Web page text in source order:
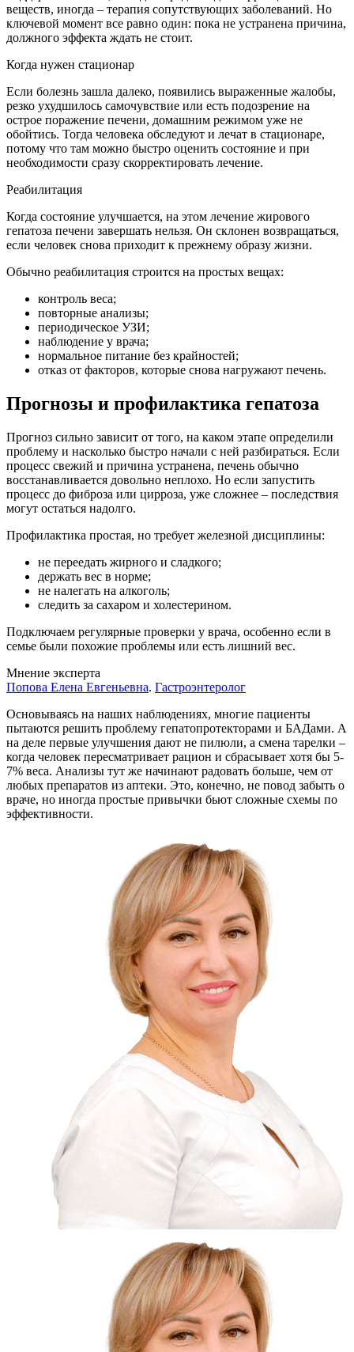
веществ, иногда – терапия сопутствующих заболеваний. Но
ключевой момент все равно один: пока не устранена причина,
должного эффекта ждать не стоит.
Когда нужен стационар
Если болезнь зашла далеко, появились выраженные жалобы,
резко ухудшилось самочувствие или есть подозрение на
острое поражение печени, домашним режимом уже не
обойтись. Тогда человека обследуют и лечат в стационаре,
потому что там можно быстро оценить состояние и при
необходимости сразу скорректировать лечение.
Реабилитация
Когда состояние улучшается, на этом лечение жирового
гепатоза печени завершать нельзя. Он склонен возвращаться,
если человек снова приходит к прежнему образу жизни.
Обычно реабилитация строится на простых вещах:
контроль веса;
повторные анализы;
периодическое УЗИ;
наблюдение у врача;
нормальное питание без крайностей;
отказ от факторов, которые снова нагружают печень.
Прогнозы и профилактика гепатоза
Прогноз сильно зависит от того, на каком этапе определили
проблему и насколько быстро начали с ней разбираться. Если
процесс свежий и причина устранена, печень обычно
восстанавливается довольно неплохо. Но если запустить
процесс до фиброза или цирроза, уже сложнее – последствия
могут остаться надолго.
Профилактика простая, но требует железной дисциплины:
не переедать жирного и сладкого;
держать вес в норме;
не налегать на алкоголь;
следить за сахаром и холестерином.
Подключаем регулярные проверки у врача, особенно если в
семье были похожие проблемы или есть лишний вес.
Мнение эксперта
Попова Елена Евгеньевна. Гастроэнтеролог
Основываясь на наших наблюдениях, многие пациенты
пытаются решить проблему гепатопротекторами и БАДами. А
на деле первые улучшения дают не пилюли, а смена тарелки –
когда человек пересматривает рацион и сбрасывает хотя бы 5-
7% веса. Анализы тут же начинают радовать больше, чем от
любых препаратов из аптеки. Это, конечно, не повод забыть о
враче, но иногда простые привычки бьют сложные схемы по
эффективности.